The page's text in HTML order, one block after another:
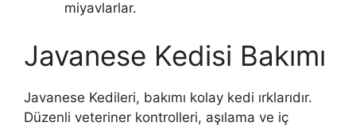
miyavlarlar.
Javanese Kedisi Bakımı
Javanese Kedileri, bakımı kolay kedi ırklarıdır.
Düzenli veteriner kontrolleri, aşılama ve iç